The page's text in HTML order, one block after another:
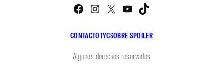
CONTACTOTYCSOBRE SPOILER
Facebook
Instagram
X YouTube
Algunos derechos reservados